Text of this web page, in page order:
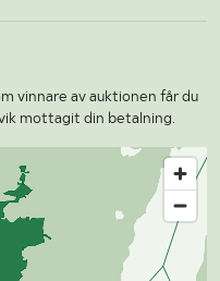
vinnare av auktionen får du
mottagit din betalning.